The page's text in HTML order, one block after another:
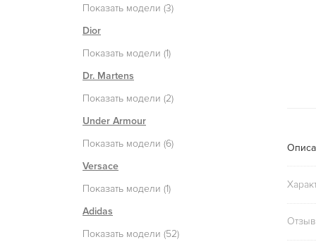
Показать модели (3)
Dior
Показать модели (1)
Dr. Martens
Показать модели (2)
Under Armour
Показать модели (6)
Versace
Показать модели (1)
Adidas
Показать модели (52)